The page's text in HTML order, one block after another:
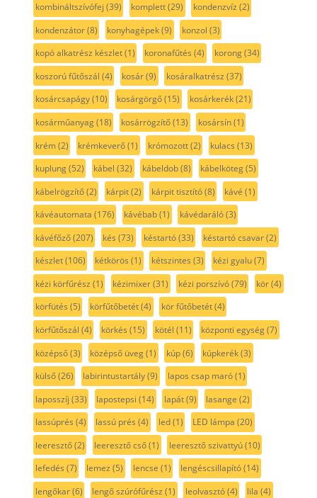
kombináltszívófej (39) komplett(29) kondenzvíz (2)
kondenzátor(8) konyhagépek(9) konzol (3)
kopó alkatrész készlet(1) koronafűtés (4) korong(34)
koszorú fűtőszál (4) kosár(9) kosáralkatrész (37)
kosárcsapágy(10) kosárgörgő(15) kosárkerék(21)
kosárműanyag(18) kosárrögzítő(13) kosársín(1)
krém(2) krémkeverő(1) krómozott(2) kulacs (13)
kuplung(52) kábel (32) kábeldob(8) kábelköteg(5)
kábelrögzítő(2) kárpit(2) kárpit tisztító(8) kávé (1)
kávéautomata (176) kávébab(1) kávédaráló(3)
kávéfőző(207) kés (73) késtartó(33) késtartó csavar(2)
készlet(106) kétkörös (1) kétszintes (3) kézi gyalu(7)
kézi körfűrész (1) kézimixer(31) kézi porszívó(79) kör(4)
körfütés (5) körfűtőbetét(4) kör fűtőbetét(4)
körfűtőszál (4) körkés (15) kötél (11) központi egység(7)
középső(3) középső üveg(1) kúp(6) kúpkerék(3)
külső(26) labirintustartály(9) lapos csap maró(1)
laposszíj (33) lapostepsi (14) lapát(9) lasange (2)
lassúprés (4) lassú prés (4) led(1) LED lámpa (20)
leeresztő(2) leeresztő cső(1) leeresztő szivattyú(10)
lefedés (7) lemez (5) lencse (1) lengéscsillapító(14)
lengőkar(6) lengő szúrófűrész (1) leolvasztó(4) lila (4)